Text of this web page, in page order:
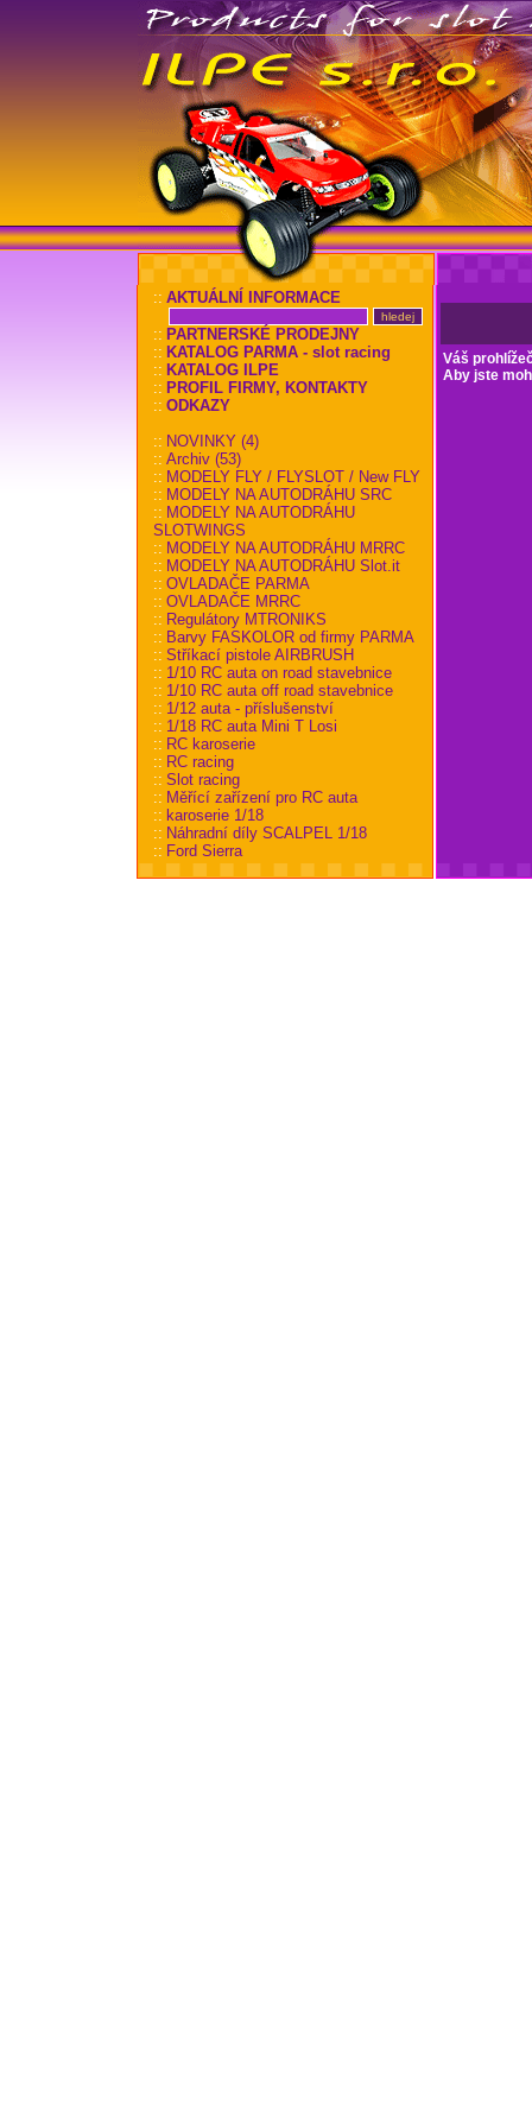
:: AKTUÁLNÍ INFORMACE
:: PARTNERSKÉ PRODEJNY
:: KATALOG PARMA - slot racing
:: KATALOG ILPE
:: PROFIL FIRMY, KONTAKTY
:: ODKAZY
:: NOVINKY (4)
:: Archiv (53)
:: MODELY FLY / FLYSLOT / New FLY
:: MODELY NA AUTODRÁHU SRC
:: MODELY NA AUTODRÁHU
SLOTWINGS
:: MODELY NA AUTODRÁHU MRRC
:: MODELY NA AUTODRÁHU Slot.it
:: OVLADAČE PARMA
:: OVLADAČE MRRC
:: Regulátory MTRONIKS
:: Barvy FASKOLOR od firmy PARMA
:: Stříkací pistole AIRBRUSH
:: 1/10 RC auta on road stavebnice
:: 1/10 RC auta off road stavebnice
:: 1/12 auta - příslušenství
:: 1/18 RC auta Mini T Losi
:: RC karoserie
:: RC racing
:: Slot racing
:: Měřící zařízení pro RC auta
:: karoserie 1/18
:: Náhradní díly SCALPEL 1/18
:: Ford Sierra
Váš
Aby jste